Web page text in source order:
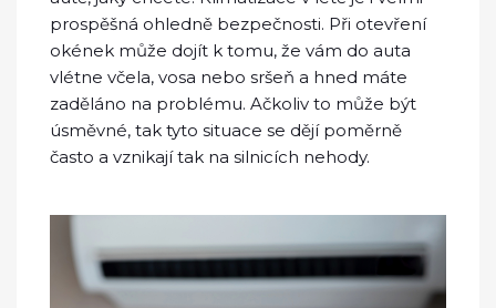
prospěšná ohledně bezpečnosti. Při otevření
okének může dojít k tomu, že vám do auta
vlétne včela, vosa nebo sršeň a hned máte
zaděláno na problému. Ačkoliv to může být
úsměvné, tak tyto situace se dějí poměrně
často a vznikají tak na silnicích nehody.